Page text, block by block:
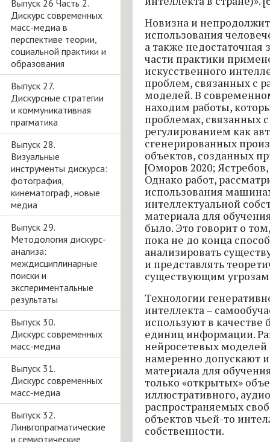
Выпуск 26 Часть 2.
Дискурс современных
масс-медиа в
перспективе теории,
социальной практики и
образования
Выпуск 27.
Дискурсные стратегии
и коммуникативная
прагматика
Выпуск 28.
Визуальные
инструменты дискурса:
фотография,
кинематограф, новые
медиа
Выпуск 29.
Методология дискурс-
анализа:
междисциплинарные
поиски и
экспериментальные
результаты
Выпуск 30.
Дискурс современных
масс-медиа
Выпуск 31.
Дискурс современных
масс-медиа
Выпуск 32.
Линвгопрагматические
и семиотические
Новизна и
использования
а также недостаточная
части практики
искусственного
проблем, связанных с
моделей. В
находим работы,
проблемах, связанных
регулированием как
сгенерированных
объектов, созданных
[Оморов 2020; Ястребов,
Однако работ,
использования
интеллектуальной
материала для
было. Это говорит о
пока не до конца
анализировать
и представлять
существующим
Технологии
интеллекта –
используют в
единиц информации.
нейросетевых моделей
намеренно допускают
материала для
только «открытых»
иллюстративного,
распространяемых
объектов чьей-то
собственности.